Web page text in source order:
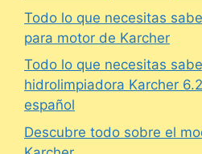
Todo lo que necesitas
para motor de Karcher
Todo lo que necesitas
hidrolimpiadora Karcher
español
Descubre todo sobre el